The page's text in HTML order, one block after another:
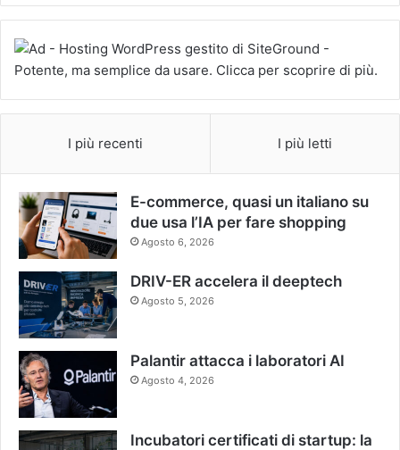
I più recenti I più letti
E-commerce, quasi un italiano su
due usa l’IA per fare shopping
Agosto 6, 2026
DRIV-ER accelera il deeptech
Agosto 5, 2026
Palantir attacca i laboratori AI
Agosto 4, 2026
Incubatori certificati di startup: la